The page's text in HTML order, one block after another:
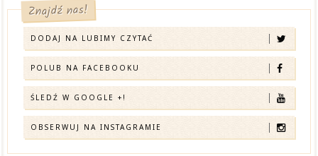
Znajdź nas!
DODAJ NA LUBIMY CZYTAĆ
POLUB NA FACEBOOKU
ŚLEDŹ W GOOGLE +!
OBSERWUJ NA INSTAGRAMIE